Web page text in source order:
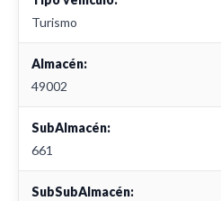
Turismo
Almacén:
49002
SubAlmacén:
661
SubSubAlmacén: